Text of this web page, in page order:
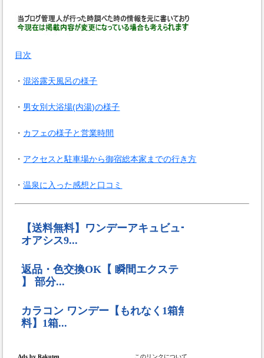
目次
・混浴露天風呂の様子
・ 男女別大浴場(内湯)の様子
・ カフェの様子と営業時間
・ アクセスと駐車場から御宿総本家までの行き方
・温泉に入った感想と口コミ